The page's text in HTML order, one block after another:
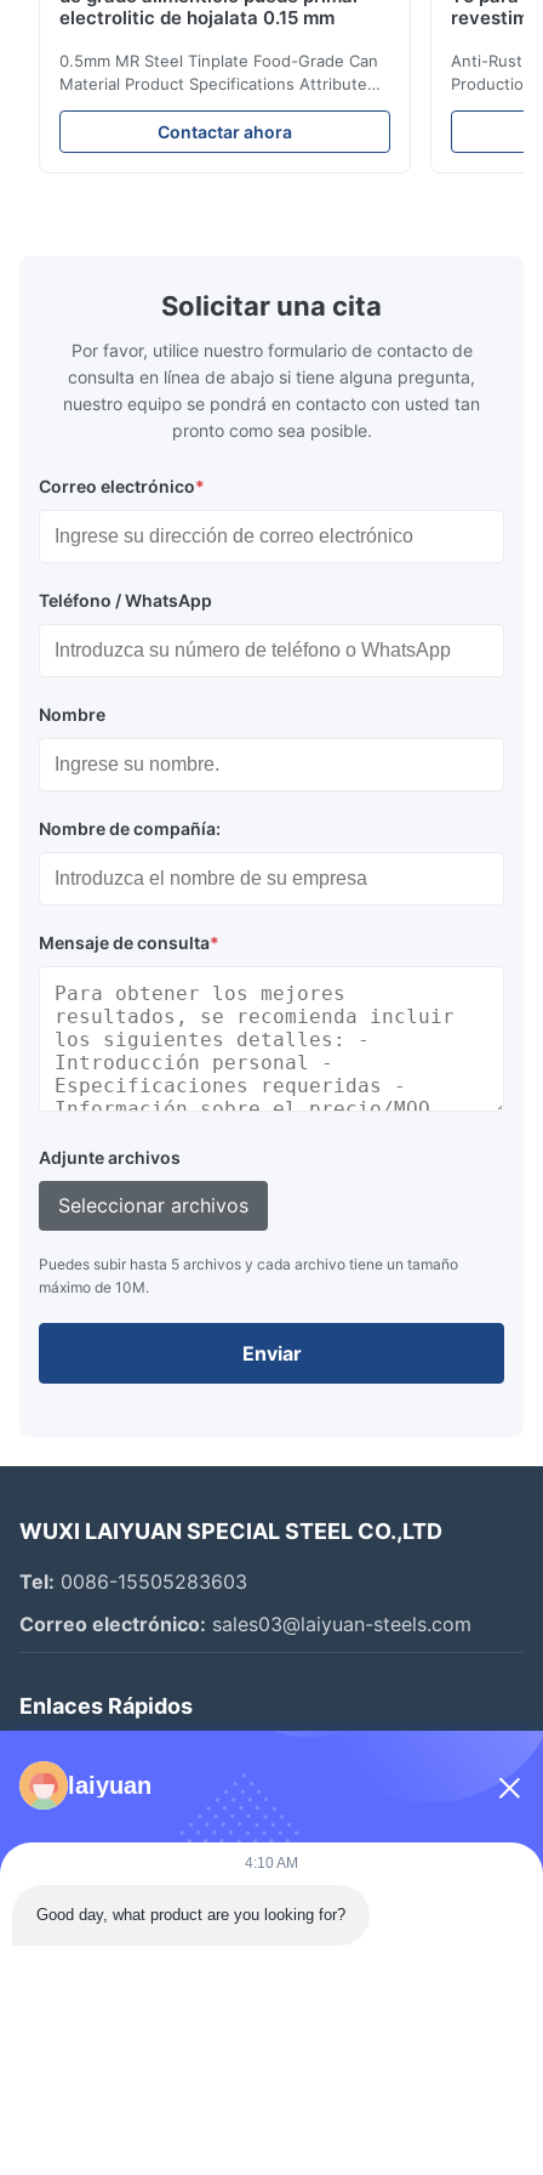
electrolitic de hojalata 0.15 mm
0.5mm MR Steel Tinplate Food-Grade Can
Material Product Specifications Attribute
Value Product Name 0.5mm MR Steel
Tinplate Food-Grade Can Material Material
MR, SPCC, prime Tinplate / TFS Tin Coating
TH620 Standard JIS DIN ASTM GB EN AISI
Product Features High-quality tinplate with
Contactar ahora
Anti-Rust
Production
Value
MR, SPCC,
Solicitar una cita
Por favor, utilice nuestro formulario de contacto de
consulta en línea de abajo si tiene alguna pregunta,
nuestro equipo se pondrá en contacto con usted tan
pronto como sea posible.
Correo electrónico*
Teléfono / WhatsApp
Nombre
Nombre de compañía:
Mensaje de consulta*
Adjunte archivos
Seleccionar archivos
Puedes subir hasta 5 archivos y cada archivo tiene un tamaño
máximo de 10M.
Enviar
WUXI LAIYUAN SPECIAL STEEL CO.,LTD
Tel: 0086-15505283603
Correo electrónico: sales03@laiyuan-steels.com
Enlaces Rápidos
Inicio
Productos
Los Vídeos
Visita A La Fábrica
laiyuan
4:10 AM
Good day, what product are you looking for?